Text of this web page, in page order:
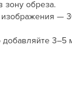
зону обреза.
изображения —
3–5